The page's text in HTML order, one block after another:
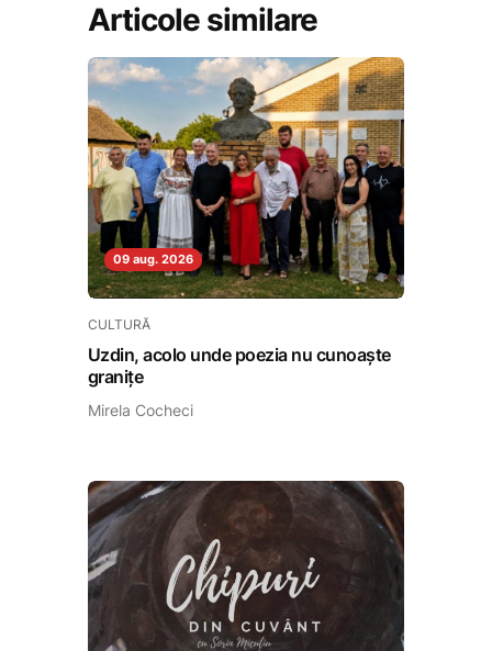
Articole similare
09 aug. 2026
CULTURĂ
Uzdin, acolo unde poezia nu cunoaște
granițe
Mirela Cocheci